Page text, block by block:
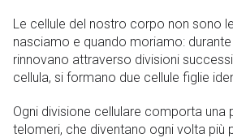
Le cellule del nostro corpo non sono
nasciamo e quando moriamo:
rinnovano attraverso divisioni
cellula, si formano due cellule figlie
Ogni divisione cellulare comporta una
telomeri, che diventano ogni volta più